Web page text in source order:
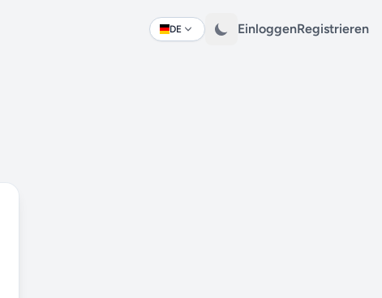
DE
Change language EinloggenRegistrieren